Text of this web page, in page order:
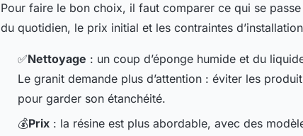
Pour faire le bon choix, il faut comparer ce qui se passe
du quotidien, le prix initial et les contraintes
✅Nettoyage : un coup d’éponge humide et du
Le granit demande plus d’attention : éviter les
pour garder son étanchéité.
💰Prix : la résine est plus abordable, avec des